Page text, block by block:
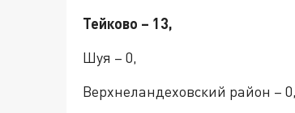
Тейково – 13,
Шуя – 0,
Верхнеландеховский район – 0,